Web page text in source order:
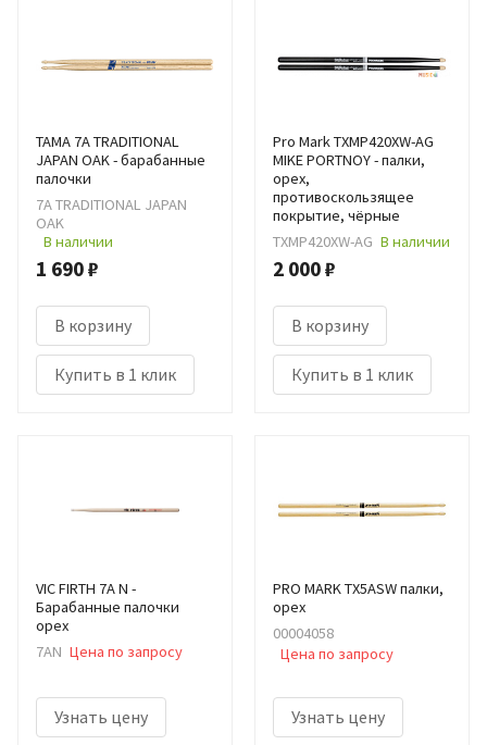
TAMA 7A TRADITIONAL
JAPAN OAK - барабанные
палочки
7A TRADITIONAL JAPAN
OAK
В наличии
1 690 ₽
В корзину
Купить в 1 клик
Pro Mark TXMP420XW-AG
MIKE PORTNOY - палки,
орех,
противоскользящее
покрытие, чёрные
TXMP420XW-AG В наличии
2 000 ₽
В корзину
Купить в 1 клик
VIC FIRTH 7A N -
Барабанные палочки
орех
7AN Цена по запросу
Узнать цену
PRO MARK TX5ASW палки,
орех
00004058
Цена по запросу
Узнать цену